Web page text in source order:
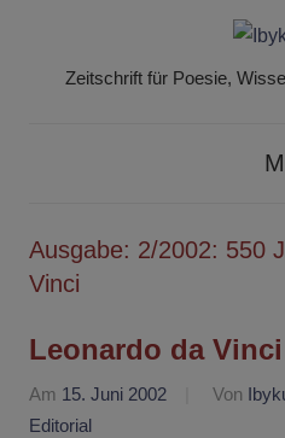
springenZeitschrift für Poesie,
Ausgabe: 2/2002: 550
Vinci
Leonardo da
Am 15. Juni 2002 Von
Editorial